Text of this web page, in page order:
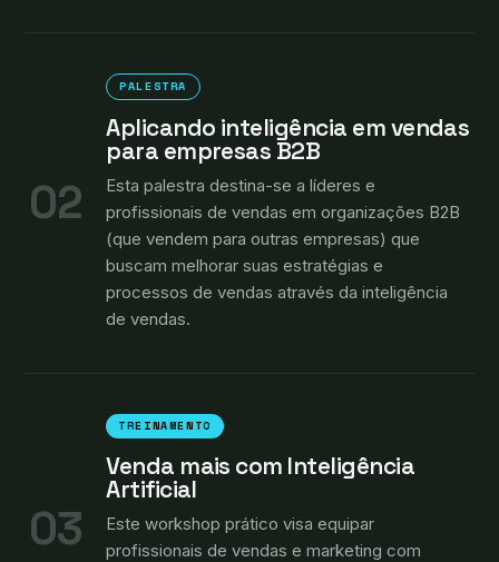
02
PALESTRA
Aplicando inteligência em vendas
para empresas B2B
Esta palestra destina-se a líderes e
profissionais de vendas em organizações B2B
(que vendem para outras empresas) que
buscam melhorar suas estratégias e
processos de vendas através da inteligência
de vendas.
03
TREINAMENTO
Venda mais com Inteligência
Artificial
Este workshop prático visa equipar
profissionais de vendas e marketing com